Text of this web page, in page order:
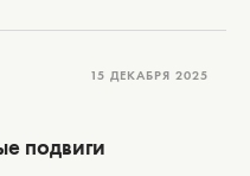
15 ДЕКАБРЯ 2025
подвиги